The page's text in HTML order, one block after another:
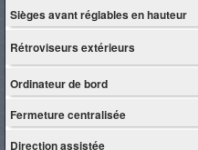
Sièges avant réglables en hauteur
Rétroviseurs extérieurs
Ordinateur de bord
Fermeture centralisée
Direction assistée